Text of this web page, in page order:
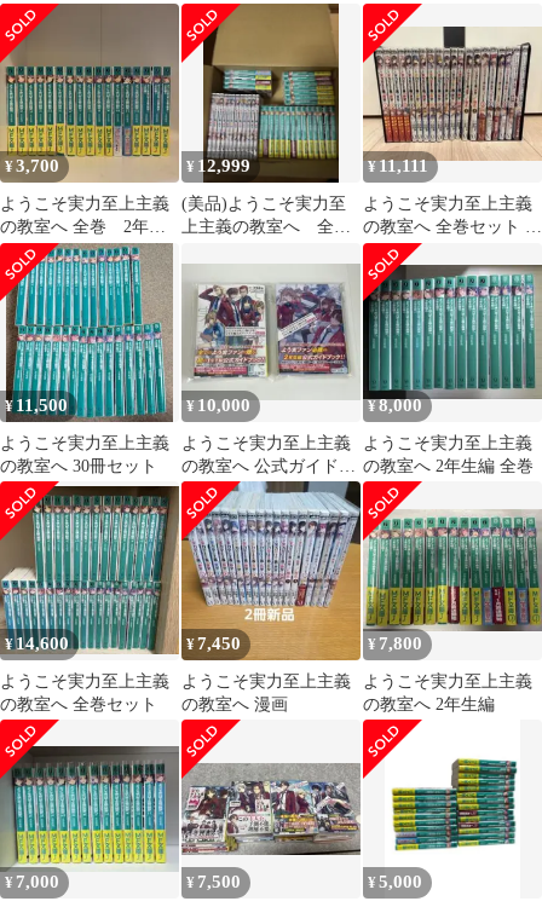
1-12.5巻三年生編1〜4
巻
説明に記載）＋
artwork2冊
¥3,700
ようこそ実力至上主義
の教室へ 全巻 2年生
編1〜3巻
¥ 12,999
(美品)ようこそ実力至
上主義の教室へ 全巻
¥11,111
ようこそ実力至上主義
の教室へ 全巻セット 漫
画
¥ 11,500
ようこそ実力至上主義
の教室へ 30冊セット
¥ 10,000
ようこそ実力至上主義
の教室へ 公式ガイドブ
ック 全巻初版 新品
¥8,000
ようこそ実力至上主義
の教室へ 2年生編 全巻
¥14,600
ようこそ実力至上主義
の教室へ 全巻セット
¥7,450
ようこそ実力至上主義
の教室へ 漫画
¥ 7,800
ようこそ実力至上主義
の教室へ 2年生編
¥ 7,000 ¥ 7,500 ¥5,000